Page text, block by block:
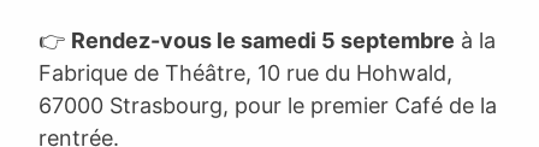
👉 Rendez-vous le samedi 5 septembre à la
Fabrique de Théâtre, 10 rue du Hohwald,
67000 Strasbourg, pour le premier Café de la
rentrée.